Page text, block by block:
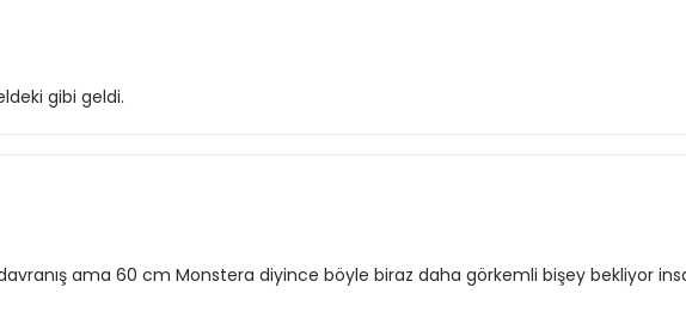
gibi geldi.
ama 60 cm Monstera diyince böyle biraz daha görkemli bişey bekliyor